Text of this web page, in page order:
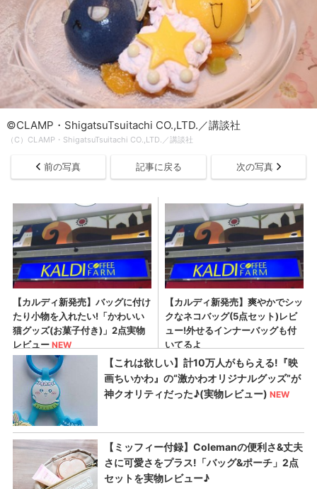
©CLAMP・ShigatsuTsuitachi CO.,LTD.／講談社
（C）CLAMP・ShigatsuTsuitachi CO.,LTD.／講談社
前の写真 記事に戻る 次の写真